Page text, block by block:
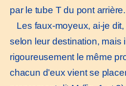
par le tube T du pont arrière.
Les faux-moyeux, ai-je
selon leur destination, mais
rigoureusement le même
chacun d’eux vient se